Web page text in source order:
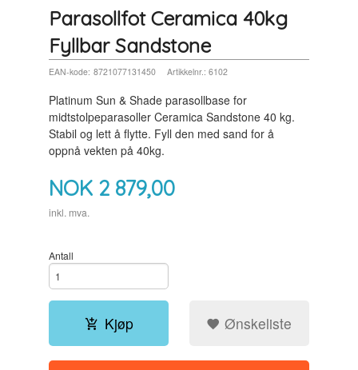
Parasollfot Ceramica 40kg
Fyllbar Sandstone
EAN-kode: 8721077131450 Artikkelnr.: 6102
Platinum Sun & Shade parasollbase for
midtstolpeparasoller Ceramica Sandstone 40 kg.
Stabil og lett å flytte. Fyll den med sand for å
oppnå vekten på 40kg.
NOK 2 879,00
inkl. mva.
Antall
Kjøp Ønskeliste